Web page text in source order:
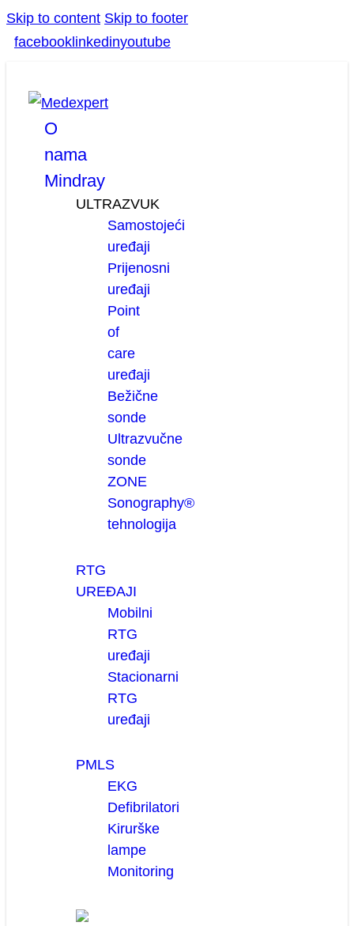
Skip to content Skip to footer
facebook linkedinyoutube
O
nama
Mindray
ULTRAZVUK
Samostojeći
uređaji
Prijenosni
uređaji
Point
of
care
uređaji
Bežične
sonde
Ultrazvučne
sonde
ZONE
Sonography®
tehnologija
RTG
UREĐAJI
Mobilni
RTG
uređaji
Stacionarni
RTG
uređaji
PMLS
EKG
Defibrilatori
Kirurške
lampe
Monitoring